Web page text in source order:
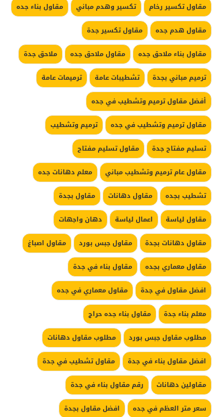
مقاول تكسير رخام
تكسير وهدم مباني
مقاول بناء جده
مقاول هدم جده
مقاول تكسير جدة
مقاول بناء ملاحق جده
مقاول ملاحق جده
ملاحق جدة
ترميم مباني بجدة
تشطيبات عامة
ترميمات عامة
أفضل مقاول ترميم وتشطيب في جده
مقاول ترميم وتشطيب في جده
ترميم وتشطيب
تسليم مفتاح جدة
مقاول تسليم مفتاح
مقاول عام ترميم وتشطيب مباني
معلم دهانات جده
تشطيب بجده
مقاول دهانات
مقاول بجدة
مقاول لياسة
اعمال لياسة
دهان واجهات
مقاول دهانات بجدة
مقاول جبس بورد
مقاول اصباغ
مقاول معماري بجده
مقاول بناء في جدة
افضل مقاول في جدة
مقاول معماري في جده
معلم بناء جدة
مقاول بناء جده حراج
مطلوب مقاول جبس بورد
مطلوب مقاول دهانات
افضل مقاول بناء في جدة
مقاول تشطيب في جدة
مقاولين دهانات
رقم مقاول بناء في جدة
سعر متر العظم في جده
افضل مقاول بجدة